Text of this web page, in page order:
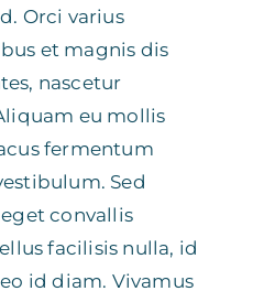
Orci varius
et magnis dis
nascetur
eu mollis
fermentum
Sed
convallis
facilisis nulla, id
id diam. Vivamus